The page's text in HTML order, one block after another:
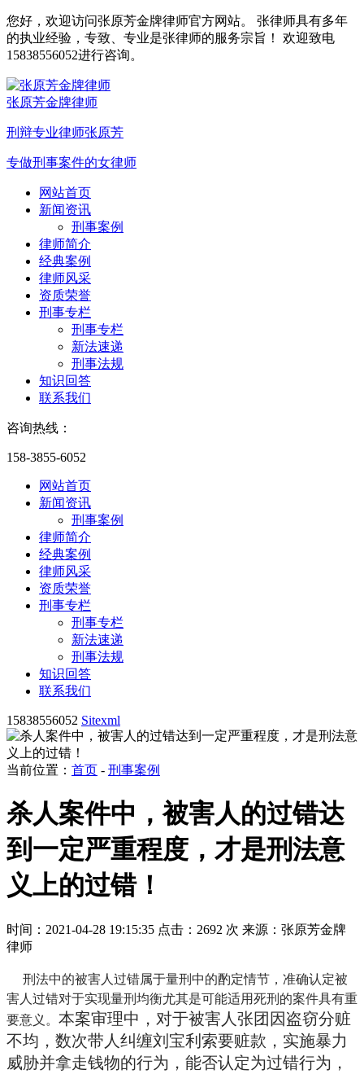
您好，欢迎访问张原芳金牌律师官方网站。 张律师具有多年
的执业经验，专致、专业是张律师的服务宗旨！ 欢迎致电
15838556052进行咨询。
张原芳金牌律师
刑辩专业律师张原芳
专做刑事案件的女律师
网站首页
新闻资讯
刑事案例
律师简介
经典案例
律师风采
资质荣誉
刑事专栏
刑事专栏
新法速递
刑事法规
知识回答
联系我们
咨询热线：
158-3855-6052
网站首页
新闻资讯
刑事案例
律师简介
经典案例
律师风采
资质荣誉
刑事专栏
刑事专栏
新法速递
刑事法规
知识回答
联系我们
15838556052 Sitexml
当前位置： 首页 - 刑事案例
杀人案件中，被害人的过错达
到一定严重程度，才是刑法意
义上的过错！
时间：2021-04-28 19:15:35 点击：2692 次 来源：张原芳金牌
律师
刑法中的被害人过错属于量刑中的酌定情节，准确认定被
害人过错对于实现量刑均衡尤其是可能适用死刑的案件具有重
要意义。 本案审理中，对于被害人张团因盗窃分赃
不均，数次带人纠缠刘宝利索要赃款，实施暴力
威胁并拿走钱物的行为，能否认定为过错行为，